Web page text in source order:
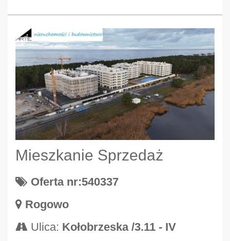
Mieszkanie Sprzedaż
Oferta nr:540337
Rogowo
Ulica: Kołobrzeska /3.11 - IV